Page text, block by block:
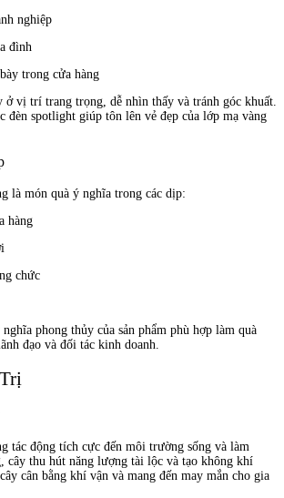
nghiệp
đình
trong cửa hàng
vị trí trang trọng, dễ nhìn thấy và tránh góc khuất.
đèn spotlight giúp tôn lên vẻ đẹp của lớp mạ vàng
là món quà ý nghĩa trong các dịp:
hàng
chức
phong thủy của sản phẩm phù hợp làm quà
đạo và đối tác kinh doanh.
tác động tích cực đến môi trường sống và làm
cây thu hút năng lượng tài lộc và tạo không khí
cân bằng khí vận và mang đến may mắn cho gia